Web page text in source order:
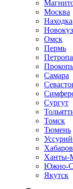
Москва
Находка
Омск
Пермь
Самара
Сургут
Томск
Тюмень
Ханты-
Южно-
Якутск